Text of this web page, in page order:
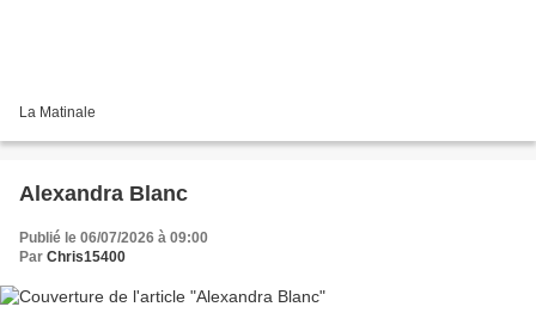
La Matinale
Alexandra Blanc
Publié le 06/07/2026 à 09:00
Par Chris15400